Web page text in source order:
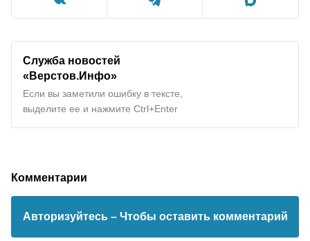
Служба новостей
«Верстов.Инфо»
Если вы заметили ошибку в тексте,
выделите ее и нажмите Ctrl+Enter
Комментарии
Авторизуйтесь – Чтобы оставить комментарий